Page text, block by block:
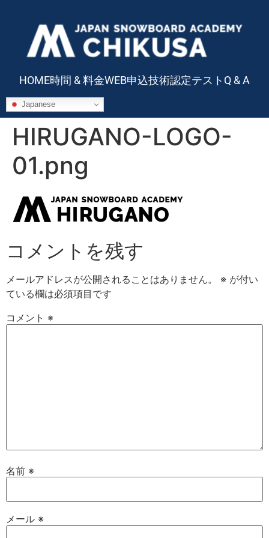
HOME時間 & 料金WEB申込技術認定テスト Q & A
Japanese
HIRUGANO-LOGO-
01.png
コメントを残す
メールアドレスが公開されることはありません。 ※ が付い
ている欄は必須項目です
コメント ※
名前 ※
メール ※